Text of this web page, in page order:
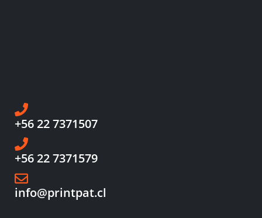
+56 22 7371507
+56 22 7371579
info@printpat.cl